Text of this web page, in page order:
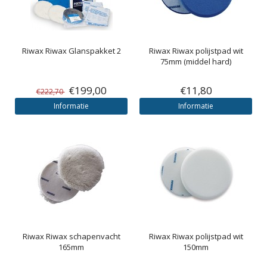
RiwaxRiwax Glanspakket 2
€222,70 €199,00
Informatie
RiwaxRiwax polijstpad wit
75mm (middel hard)
€11,80
Informatie
RiwaxRiwax schapenvacht
165mm
RiwaxRiwax polijstpad wit
150mm